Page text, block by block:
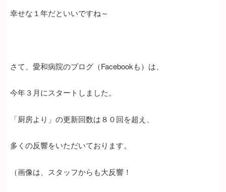
幸せな１年だといいですね～
さて、愛和病院のブログ（Facebookも）は、
今年３月にスタートしました。
「厨房より」の更新回数は８０回を超え、
多くの反響をいただいております。
（画像は、スタッフからも大反響！